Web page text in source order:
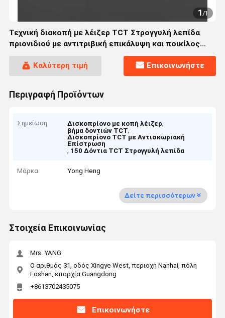
1/1
Τεχνική διακοπή με λέιζερ TCT Στρογγυλή λεπίδα
πριονιδιού με αντιτριβική επικάλυψη και ποικίλος
αριθμός δοντιών για ευέλικτη κοπή
Καλύτερη τιμή
Επικοινωνήστε
Περιγραφή Προϊόντων
Σημείωση Δισκοπρίονο με κοπή λέιζερ,
βήμα δοντιών TCT,
Δισκοπρίονο TCT με Αντισκωριακή
Επίστρωση
, 150 Δόντια TCT Στρογγυλή λεπίδα
Μάρκα Yong Heng
Δείτε περισσότερων
Στοιχεία Επικοινωνίας
Mrs. YANG
Ο αριθμός 31, οδός Xingye West, περιοχή Nanhai, πόλη
Foshan, επαρχία Guangdong
+8613702435075
Επικοινωνήστε